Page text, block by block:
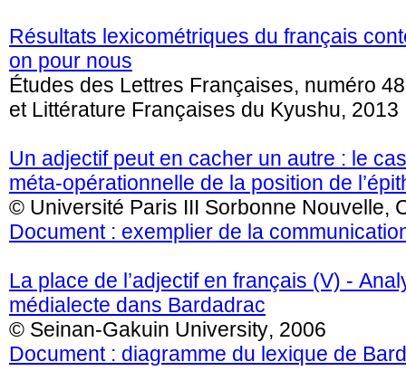
Résultats lexicométriques du français
on pour nous
Études des Lettres Françaises, numéro
et Littérature Françaises du Kyushu, 2013
Un adjectif peut en cacher un autre : le
méta-opérationnelle de la position de
© Université Paris III Sorbonne Nouvelle,
Document : exemplier de la
La place de l’adjectif en français (V) -
médialecte dans Bardadrac
© Seinan-Gakuin University, 2006
Document : diagramme du lexique de